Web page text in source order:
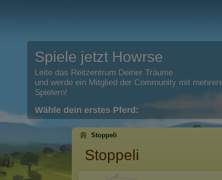
Spiele jetzt Howrse
Leite das Reitzentrum Deiner Träume
und werde ein Mitglied der Community mit
Spielern!
Wähle dein erstes Pferd:
Stoppeli
Stoppeli